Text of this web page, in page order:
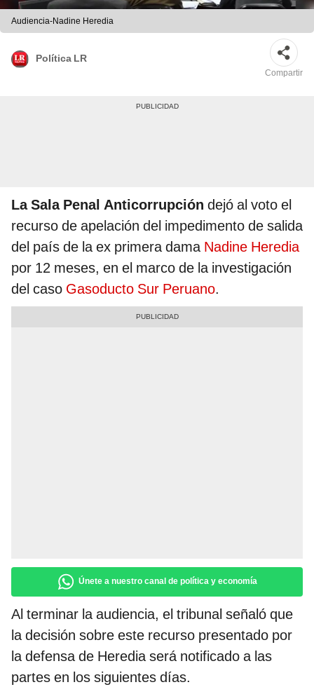
Audiencia-Nadine Heredia
Política LR
Compartir
La Sala Penal Anticorrupción dejó al voto el
recurso de apelación del impedimento de salida
del país de la ex primera dama Nadine Heredia
por 12 meses, en el marco de la investigación
del caso Gasoducto Sur Peruano.
Únete a nuestro canal de política y economía
Al terminar la audiencia, el tribunal señaló que
la decisión sobre este recurso presentado por
la defensa de Heredia será notificado a las
partes en los siguientes días.